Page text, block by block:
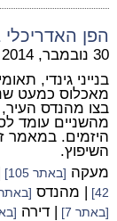
הפן
30 נובמבר, 2014
בנייני גינדי,
מאכלוס כמעט
בצו מהנדס
מהשניים עומד
היזמים. במאמר
השיפוץ.
מעקה [באתר 105]
42]
| מהנדס [באתר
[באתר 7] | דירה